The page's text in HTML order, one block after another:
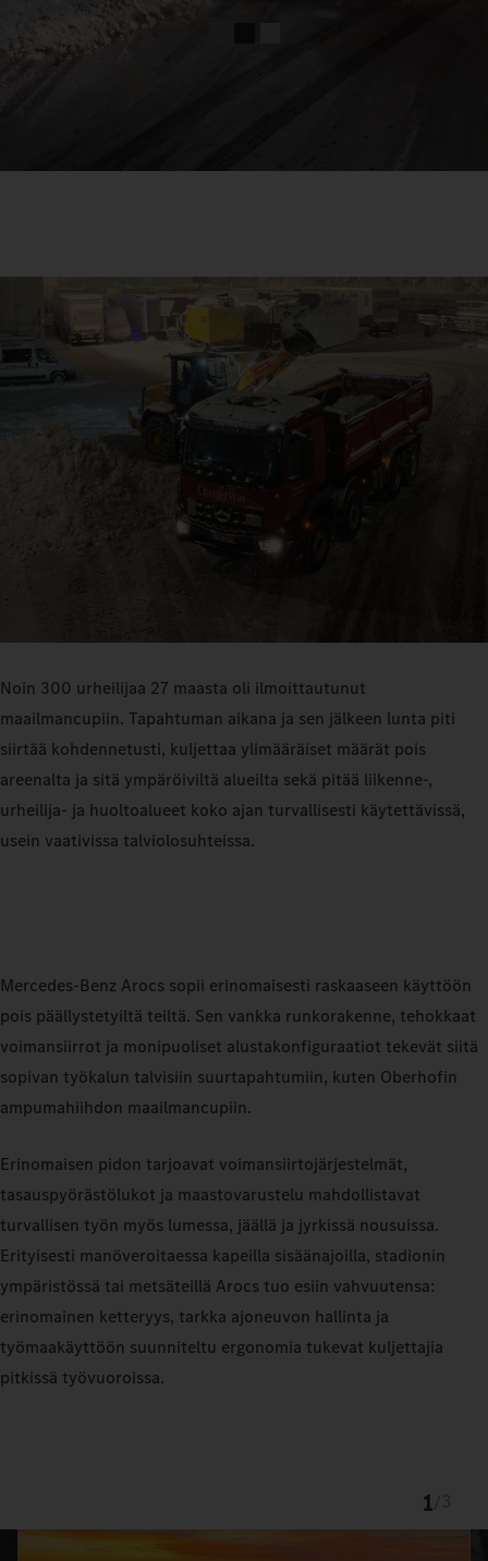
Noin 300 urheilijaa 27 maasta oli ilmoittautunut
maailmancupiin. Tapahtuman aikana ja sen jälkeen lunta piti
siirtää kohdennetusti, kuljettaa ylimääräiset määrät pois
areenalta ja sitä ympäröiviltä alueilta sekä pitää liikenne-,
urheilija- ja huoltoalueet koko ajan turvallisesti käytettävissä,
usein vaativissa talviolosuhteissa.
Mercedes‑Benz Arocs sopii erinomaisesti raskaaseen käyttöön
pois päällystetyiltä teiltä. Sen vankka runkorakenne, tehokkaat
voimansiirrot ja monipuoliset alustakonfiguraatiot tekevät siitä
sopivan työkalun talvisiin suurtapahtumiin, kuten Oberhofin
ampumahiihdon maailmancupiin.
Erinomaisen pidon tarjoavat voimansiirtojärjestelmät,
tasauspyörästölukot ja maastovarustelu mahdollistavat
turvallisen työn myös lumessa, jäällä ja jyrkissä nousuissa.
Erityisesti manöveroitaessa kapeilla sisäänajoilla, stadionin
ympäristössä tai metsäteillä Arocs tuo esiin vahvuutensa:
erinomainen ketteryys, tarkka ajoneuvon hallinta ja
työmaakäyttöön suunniteltu ergonomia tukevat kuljettajia
pitkissä työvuoroissa.
1